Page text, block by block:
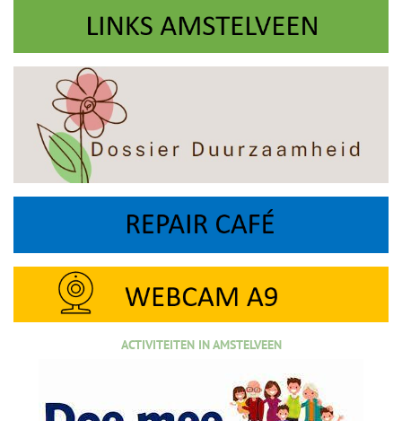
ACTIVITEITEN IN AMSTELVEEN